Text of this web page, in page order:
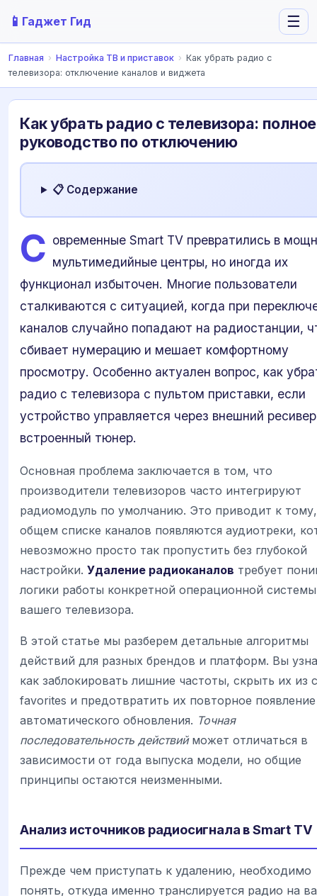
📱 Гаджет Гид ☰
Главная › Настройка ТВ и приставок › Как убрать радио с
телевизора: отключение каналов и виджета
Как убрать радио с телевизора: полное
руководство по отключению
📋 Содержание
С овременные Smart TV превратились в
мультимедийные центры, но иногда их
функционал избыточен. Многие пользователи
сталкиваются с ситуацией, когда при
каналов случайно попадают на радиостанции,
сбивает нумерацию и мешает комфортному
просмотру. Особенно актуален вопрос, как
радио с телевизора с пультом приставки, если
устройство управляется через внешний
встроенный тюнер.
Основная проблема заключается в том, что
производители телевизоров часто интегрируют
радиомодуль по умолчанию. Это приводит к
общем списке каналов появляются аудиотреки,
невозможно просто так пропустить без глубокой
настройки. Удаление радиоканалов требует
логики работы конкретной операционной системы
вашего телевизора.
В этой статье мы разберем детальные алгоритмы
действий для разных брендов и платформ. Вы
как заблокировать лишние частоты, скрыть их из
favorites и предотвратить их повторное
автоматического обновления. Точная
последовательность действийможет отличаться в
зависимости от года выпуска модели, но общие
принципы остаются неизменными.
Анализ источников радиосигнала в Smart TV
Прежде чем приступать к удалению, необходимо
понять, откуда именно транслируется радио на